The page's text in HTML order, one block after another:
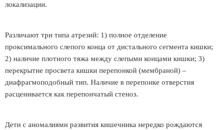
локализации.
Различают три типа атрезий: 1) полное отделение
проксимального слепого конца от дистального сегмента кишки;
2) наличие плотного тяжа между слепыми концами кишки; 3)
перекрытие просвета кишки перепонкой (мембраной) –
диафрагмоподобный тип. Наличие в перепонке отверстия
расценивается как перепончатый стеноз.
Дети с аномалиями развития кишечника нередко рождаются